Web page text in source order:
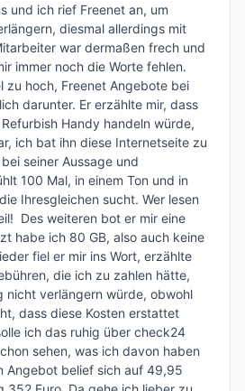
und ich rief Freenet an, um
diesmal allerdings mit
war dermaßen frech und
immer noch die Worte fehlen.
zu hoch, Freenet Angebote bei
darunter. Er erzählte mir, dass
Handy handeln würde,
ich bat ihn diese Internetseite zu
seiner Aussage und
100 Mal, in einem Ton und in
Ihresgleichen sucht. Wer lesen
Des weiteren bot er mir eine
habe ich 80 GB, also auch keine
fiel er mir ins Wort, erzählte
die ich zu zahlen hätte,
nicht verlängern würde, obwohl
dass diese Kosten erstattet
ich das ruhig über check24
sehen, was ich davon haben
Angebot belief sich auf 49,95